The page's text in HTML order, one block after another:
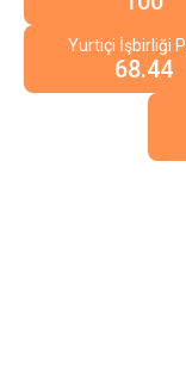
Yurtiçi İşbirliği
68.44